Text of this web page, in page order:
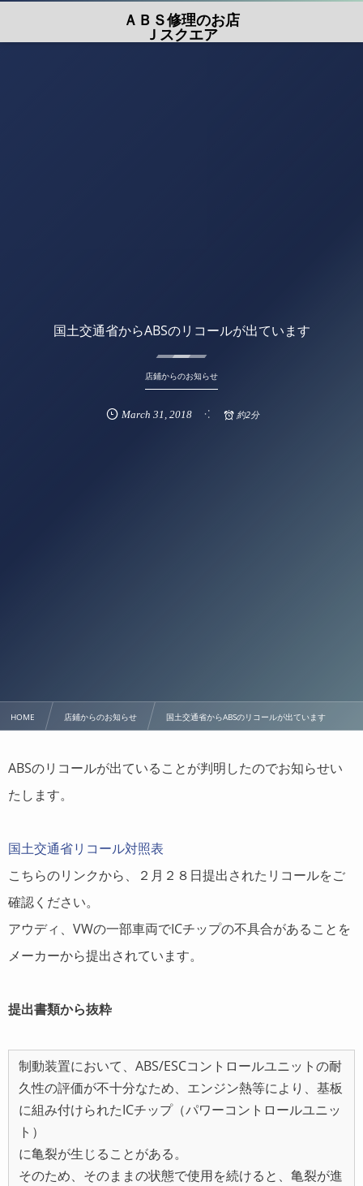
ＡＢＳ修理のお店
Ｊスクエア
国土交通省からABSのリコールが出ています
店鋪からのお知らせ
March 31 2018 約2分
HOME 店鋪からのお知らせ 国土交通省からABSのリコールが出ています
ABSのリコールが出ていることが判明したのでお知らせい
たします。
国土交通省リコール対照表
こちらのリンクから、２月２８日提出されたリコールをご
確認ください。
アウディ、VWの一部車両でICチップの不具合があることを
メーカーから提出されています。
提出書類から抜粋
制動装置において、ABS/ESCコントロールユニットの耐
久性の評価が不十分なため、エンジン熱等により、基板
に組み付けられたICチップ（パワーコントロールユニッ
ト）
に亀裂が生じることがある。
そのため、そのままの状態で使用を続けると、亀裂が進